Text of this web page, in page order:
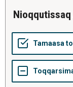
nioqqutissaq